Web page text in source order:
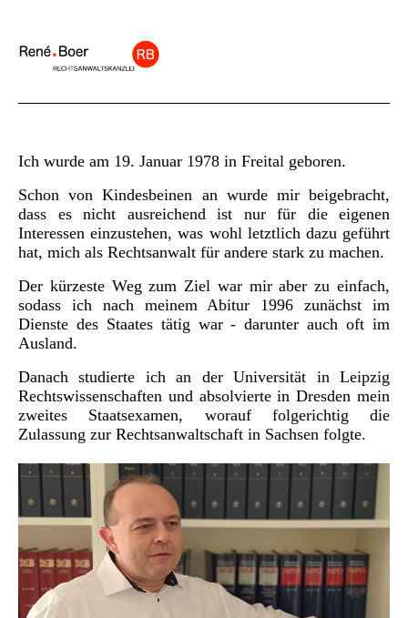
Ich wurde am 19. Januar 1978 in Freital geboren.
Schon von Kindesbeinen an wurde mir beigebracht,
dass es nicht ausreichend ist nur für die eigenen
Interessen einzustehen, was wohl letztlich dazu geführt
hat, mich als Rechtsanwalt für andere stark zu machen.
Der kürzeste Weg zum Ziel war mir aber zu einfach,
sodass ich nach meinem Abitur 1996 zunächst im
Dienste des Staates tätig war - darunter auch oft im
Ausland.
Danach studierte ich an der Universität in Leipzig
Rechtswissenschaften und absolvierte in Dresden mein
zweites Staatsexamen, worauf folgerichtig die
Zulassung zur Rechtsanwaltschaft in Sachsen folgte.